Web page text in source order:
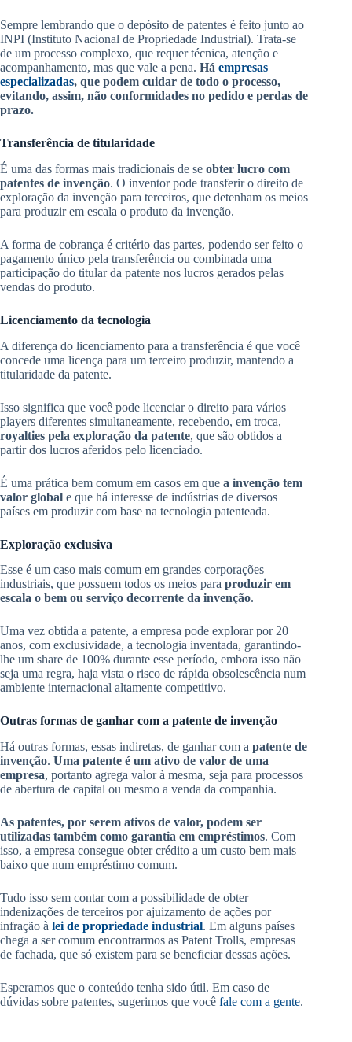
Sempre lembrando que o depósito de patentes é feito junto ao
INPI (Instituto Nacional de Propriedade Industrial). Trata-se
de um processo complexo, que requer técnica, atenção e
acompanhamento, mas que vale a pena. Há empresas
especializadas, que podem cuidar de todo o processo,
evitando, assim, não conformidades no pedido e perdas de
prazo.
Transferência de titularidade
É uma das formas mais tradicionais de se obter lucro com
patentes de invenção. O inventor pode transferir o direito de
exploração da invenção para terceiros, que detenham os meios
para produzir em escala o produto da invenção.
A forma de cobrança é critério das partes, podendo ser feito o
pagamento único pela transferência ou combinada uma
participação do titular da patente nos lucros gerados pelas
vendas do produto.
Licenciamento da tecnologia
A diferença do licenciamento para a transferência é que você
concede uma licença para um terceiro produzir, mantendo a
titularidade da patente.
Isso significa que você pode licenciar o direito para vários
players diferentes simultaneamente, recebendo, em troca,
royalties pela exploração da patente, que são obtidos a
partir dos lucros aferidos pelo licenciado.
É uma prática bem comum em casos em que a invenção tem
valor global e que há interesse de indústrias de diversos
países em produzir com base na tecnologia patenteada.
Exploração exclusiva
Esse é um caso mais comum em grandes corporações
industriais, que possuem todos os meios para produzir em
escala o bem ou serviço decorrente da invenção.
Uma vez obtida a patente, a empresa pode explorar por 20
anos, com exclusividade, a tecnologia inventada, garantindo-
lhe um share de 100% durante esse período, embora isso não
seja uma regra, haja vista o risco de rápida obsolescência num
ambiente internacional altamente competitivo.
Outras formas de ganhar com a patente de invenção
Há outras formas, essas indiretas, de ganhar com a patente de
invenção. Uma patente é um ativo de valor de uma
empresa, portanto agrega valor à mesma, seja para processos
de abertura de capital ou mesmo a venda da companhia.
As patentes, por serem ativos de valor, podem ser
utilizadas também como garantia em empréstimos. Com
isso, a empresa consegue obter crédito a um custo bem mais
baixo que num empréstimo comum.
Tudo isso sem contar com a possibilidade de obter
indenizações de terceiros por ajuizamento de ações por
infração à lei de propriedade industrial. Em alguns países
chega a ser comum encontrarmos as Patent Trolls, empresas
de fachada, que só existem para se beneficiar dessas ações.
Esperamos que o conteúdo tenha sido útil. Em caso de
dúvidas sobre patentes, sugerimos que você fale com a gente.